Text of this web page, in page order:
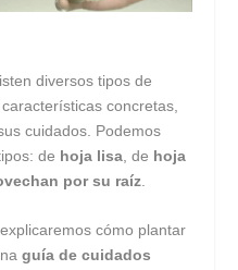
diversos tipos de
concretas,
cuidados. Podemos
de hoja lisa , de hoja
por su raíz
cómo plantar
guía de cuidados